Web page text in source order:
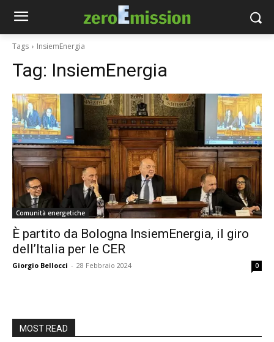
Tags InsiemEnergia
Tag: InsiemEnergia
Comunità energetiche
È partito da Bologna InsiemEnergia, il giro
dell’Italia per le CER
Giorgio Bellocci - 28 Febbraio 2024 0
MOST READ